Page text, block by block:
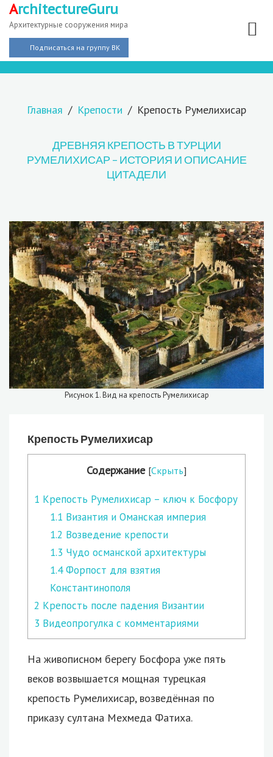
ArchitectureGuru
Архитектурные сооружения мира
Подписаться на группу ВК
Главная Крепости Крепость Румелихисар
ДРЕВНЯЯ КРЕПОСТЬ В ТУРЦИИ
РУМЕЛИХИСАР – ИСТОРИЯ И ОПИСАНИЕ
ЦИТАДЕЛИ
Рисунок 1. Вид на крепость Румелихисар
Крепость Румелихисар
Содержание [Скрыть]
1 Крепость Румелихисар – ключ к Босфору
1.1 Византия и Оманская империя
1.2 Возведение крепости
1.3 Чудо османской архитектуры
1.4Форпост для взятия
Константинополя
2 Крепость после падения Византии
3 Видеопрогулка с комментариями
На живописном берегу Босфора уже пять
веков возвышается мощная турецкая
крепость Румелихисар, возведённая по
приказу султана Мехмеда Фатиха.